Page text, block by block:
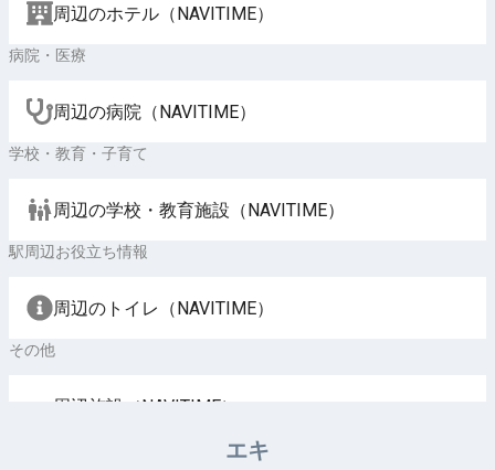
周辺のホテル（NAVITIME）
病院・医療
周辺の病院（NAVITIME）
学校・教育・子育て
周辺の学校・教育施設（NAVITIME）
駅周辺お役立ち情報
周辺のトイレ（NAVITIME）
その他
周辺施設（NAVITIME）
エキ